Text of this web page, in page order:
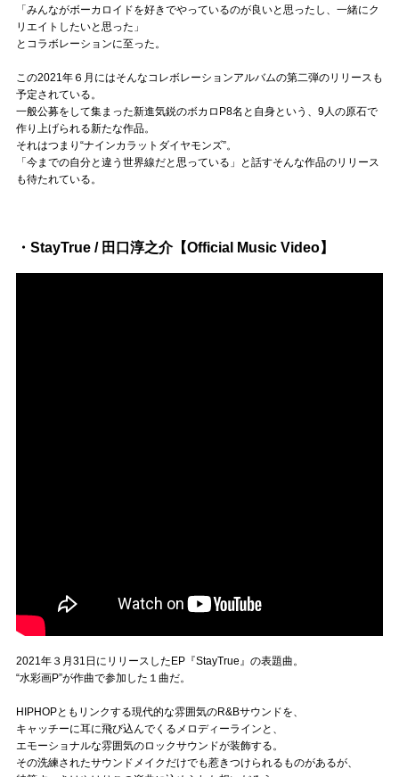
「みんながボーカロイドを好きでやっているのが良いと思ったし、一緒にク
リエイトしたいと思った」
とコラボレーションに至った。
この2021年６月にはそんなコレボレーションアルバムの第二弾のリリースも
予定されている。
一般公募をして集まった新進気鋭のボカロP8名と自身という、9人の原石で
作り上げられる新たな作品。
それはつまり“ナインカラットダイヤモンズ”。
「今までの自分と違う世界線だと思っている」と話すそんな作品のリリース
も待たれている。
・StayTrue / 田口淳之介【Official Music Video】
2021年３月31日にリリースしたEP『StayTrue』の表題曲。
“水彩画P”が作曲で参加した１曲だ。
HIPHOPともリンクする現代的な雰囲気のR&Bサウンドを、
キャッチーに耳に飛び込んでくるメロディーラインと、
エモーショナルな雰囲気のロックサウンドが装飾する。
その洗練されたサウンドメイクだけでも惹きつけられるものがあるが、